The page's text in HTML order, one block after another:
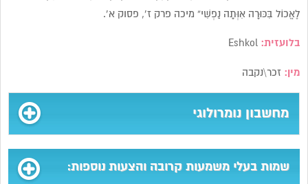
לֶאֱכוֹל בִּכּוּרָה אִוְּתָה נַפְשִׁי” מיכה פרק ז’, פסוק א’.
בלועזית:
מין: זכר\נקבה
מחשבון נומרולוגי
שמות בעלי משמעות קרובה והצעות נוספות: